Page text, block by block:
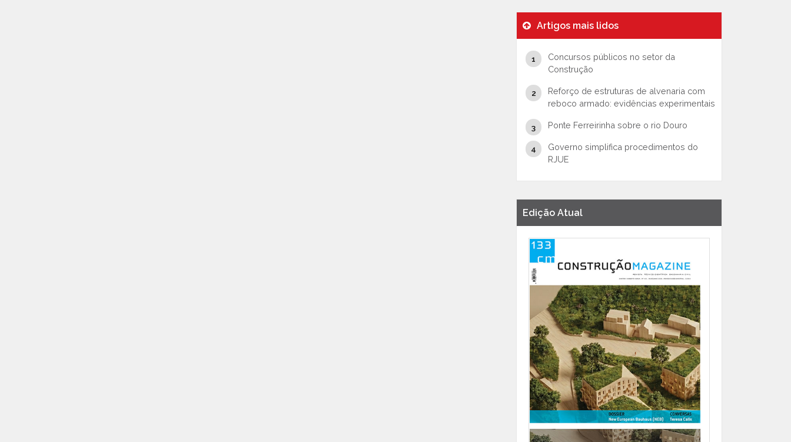
Artigos mais lidos
Concursos públicos no setor da
Construção
Reforço de estruturas de alvenaria com
reboco armado: evidências experimentais
Ponte Ferreirinha sobre o rio Douro
Governo simplifica procedimentos do
RJUE
Edição Atual